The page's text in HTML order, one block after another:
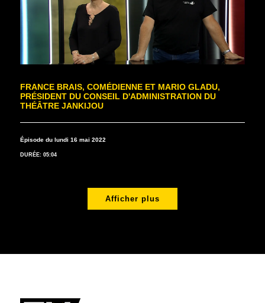
FRANCE BRAIS, COMÉDIENNE ET MARIO GLADU,
PRÉSIDENT DU CONSEIL D'ADMINISTRATION DU
THÉÂTRE JANKIJOU
Épisode du lundi 16 mai 2022
DURÉE: 05:04
Afficher plus